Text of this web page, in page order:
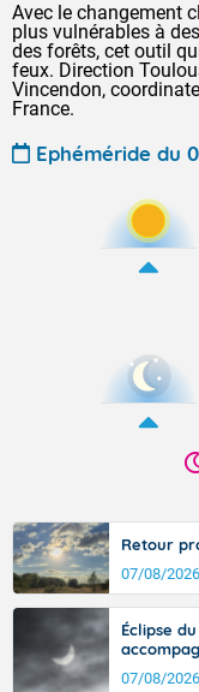
Avec le changement
plus vulnérables à
des forêts, cet outil
feux. Direction
Vincendon,
France.
Ephéméride du
Retour
07/08/2026
Éclipse
07/08/2026